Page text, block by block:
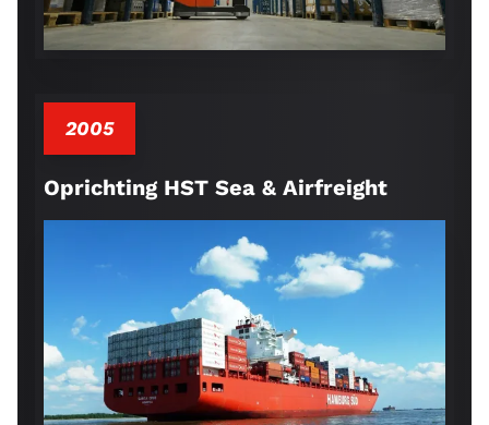
2005
Oprichting HST Sea & Airfreight